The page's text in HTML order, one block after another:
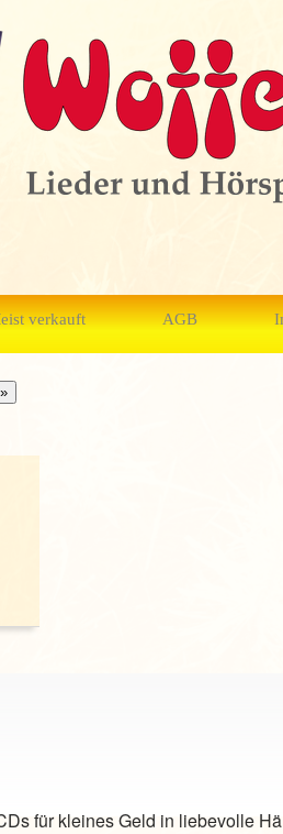
verkauft AGB
für kleines Geld in liebevolle